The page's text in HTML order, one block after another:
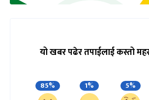
यो खबर पढेर तपाईलाई कस्तो
85% 1% 5%